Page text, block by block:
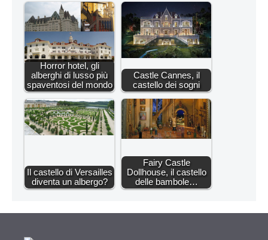
Horror hotel, gli
alberghi di lusso più
spaventosi del mondo
Castle Cannes, il
castello dei sogni
Il castello di Versailles
diventa un albergo?
Fairy Castle
Dollhouse, il castello
delle bambole…